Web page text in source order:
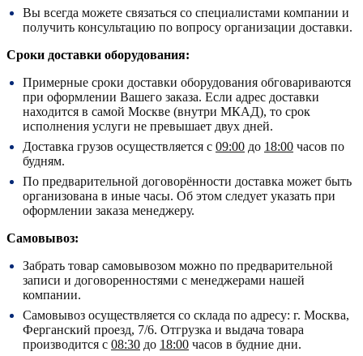
Вы всегда можете связаться со специалистами компании и
получить консультацию по вопросу организации доставки.
Сроки доставки оборудования:
Примерные сроки доставки оборудования обговариваются
при оформлении Вашего заказа. Если адрес доставки
находится в самой Москве (внутри МКАД), то срок
исполнения услуги не превышает двух дней.
Доставка грузов осуществляется с 09:00 до 18:00 часов по
будням.
По предварительной договорённости доставка может быть
организована в иные часы. Об этом следует указать при
оформлении заказа менеджеру.
Самовывоз:
Забрать товар самовывозом можно по предварительной
записи и договоренностями с менеджерами нашей
компании.
Самовывоз осуществляется со склада по адресу: г. Москва,
Ферганский проезд, 7/6. Отгрузка и выдача товара
производится с 08:30 до 18:00 часов в будние дни.